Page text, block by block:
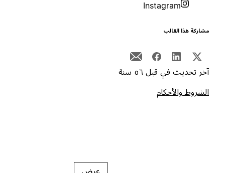
Instagram
هذا القالب
تحديث في قبل ٥٦ سنة
والأحكام